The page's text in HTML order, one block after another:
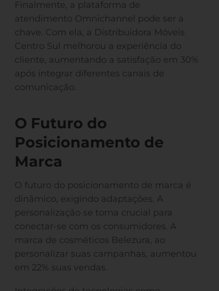
Finalmente, a plataforma de
atendimento Omnichannel pode ser a
chave. Com ela, a Distribuidora Móveis
Centro Sul melhorou a experiência do
cliente, aumentando a satisfação em 30%
após integrar diferentes canais de
comunicação.
O Futuro do
Posicionamento de
Marca
O futuro do posicionamento de marca é
dinâmico, exigindo adaptações. A
personalização se torna crucial para
conectar-se com os consumidores. A
marca de cosméticos Belezura, ao
personalizar suas campanhas, aumentou
em 22% suas vendas.